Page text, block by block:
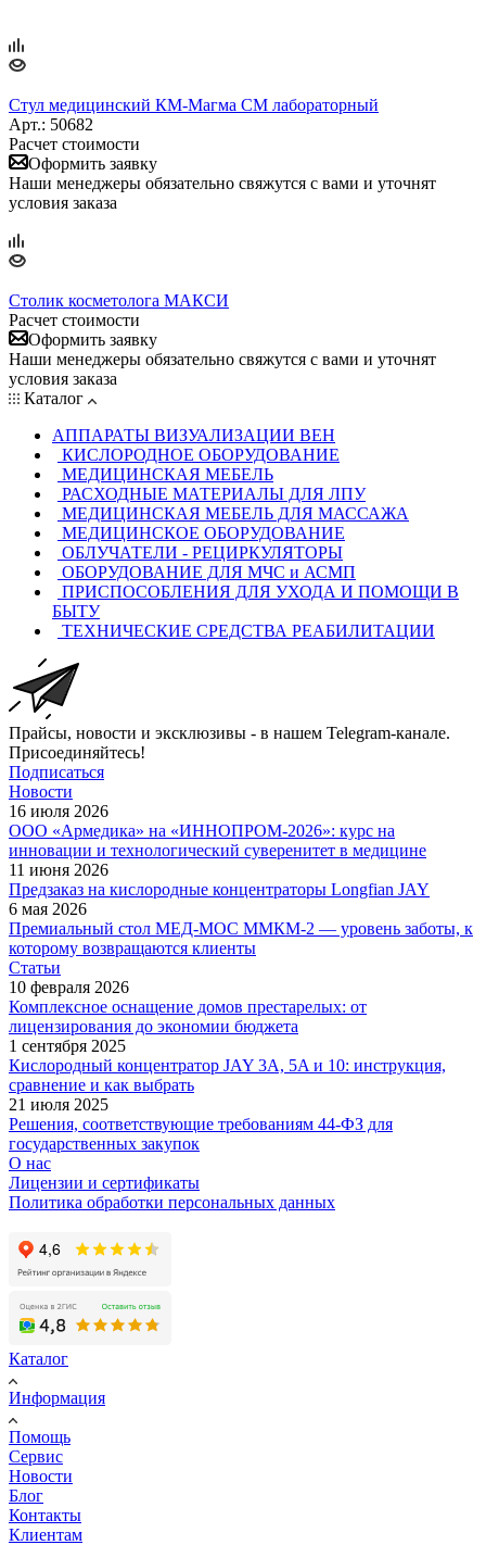
Стул медицинский КМ-Магма СМ лабораторный
Арт.: 50682
Расчет стоимости
Оформить заявку
Наши менеджеры обязательно свяжутся с вами и уточнят
условия заказа
Столик косметолога МАКСИ
Расчет стоимости
Оформить заявку
Наши менеджеры обязательно свяжутся с вами и уточнят
условия заказа
Каталог
АППАРАТЫ ВИЗУАЛИЗАЦИИ ВЕН
КИСЛОРОДНОЕ ОБОРУДОВАНИЕ
МЕДИЦИНСКАЯ МЕБЕЛЬ
РАСХОДНЫЕ МАТЕРИАЛЫ ДЛЯ ЛПУ
МЕДИЦИНСКАЯ МЕБЕЛЬ ДЛЯ МАССАЖА
МЕДИЦИНСКОЕ ОБОРУДОВАНИЕ
ОБЛУЧАТЕЛИ - РЕЦИРКУЛЯТОРЫ
ОБОРУДОВАНИЕ ДЛЯ МЧС и АСМП
ПРИСПОСОБЛЕНИЯ ДЛЯ УХОДА И ПОМОЩИ В
БЫТУ
ТЕХНИЧЕСКИЕ СРЕДСТВА РЕАБИЛИТАЦИИ
Прайсы, новости и эксклюзивы - в нашем Telegram-канале.
Присоединяйтесь!
Подписаться
Новости
16 июля 2026
ООО «Армедика» на «ИННОПРОМ-2026»: курс на
инновации и технологический суверенитет в медицине
11 июня 2026
Предзаказ на кислородные концентраторы Longfian JAY
6 мая 2026
Премиальный стол МЕД-МОС ММКМ-2 — уровень заботы, к
которому возвращаются клиенты
Статьи
10 февраля 2026
Комплексное оснащение домов престарелых: от
лицензирования до экономии бюджета
1 сентября 2025
Кислородный концентратор JAY 3A, 5A и 10: инструкция,
сравнение и как выбрать
21 июля 2025
Решения, соответствующие требованиям 44-ФЗ для
государственных закупок
О нас
Лицензии и сертификаты
Политика обработки персональных данных
Каталог
Информация
Помощь
Сервис
Новости
Блог
Контакты
Клиентам